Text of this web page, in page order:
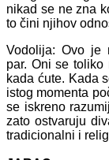
nikad se ne zna
to čini njihov
Vodolija: Ovo je
par. Oni se
kada ćute. Kada
istog momenta
se iskreno
zato ostvaruju
tradicionalni i